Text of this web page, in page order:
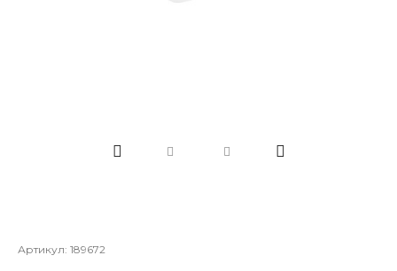
Артикул: 189672